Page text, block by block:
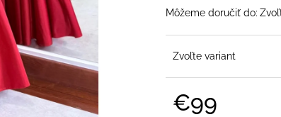
Môžeme doručiť do:
Zvoľte variant
€99